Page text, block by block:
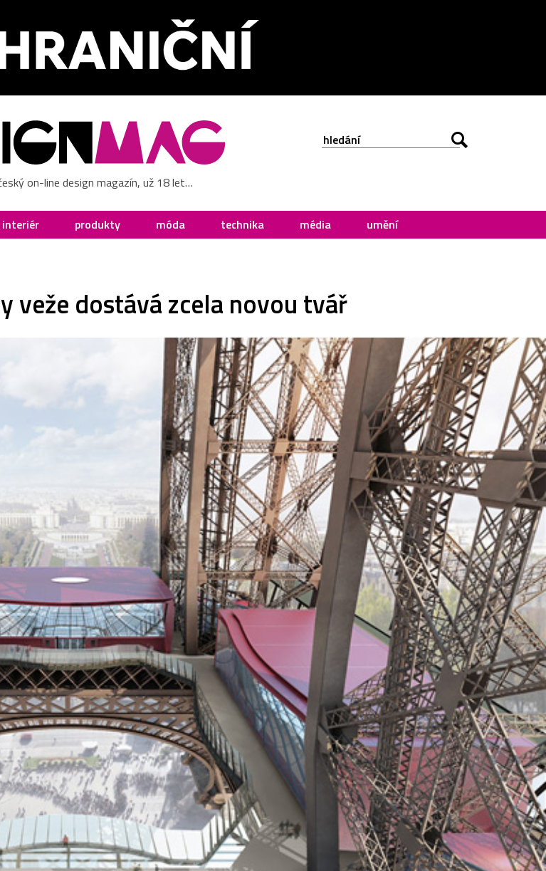
on-line design magazín, už 18 let…
interiér produkty móda technika média umění
veže dostává zcela novou tvář